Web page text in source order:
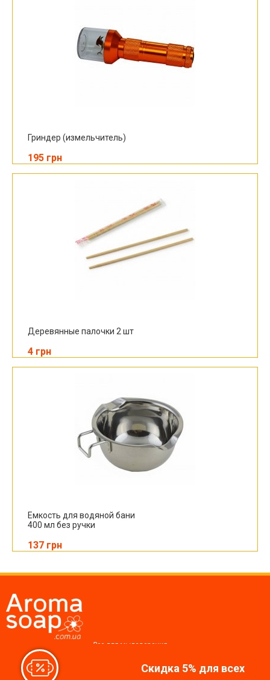
Гриндер (измельчитель)
195 грн
Деревянные палочки 2 шт
4 грн
Емкость для водяной бани
400 мл без ручки
137 грн
Скидка 5% для всех
Все для мыловарения,
Мы в соцсетях: